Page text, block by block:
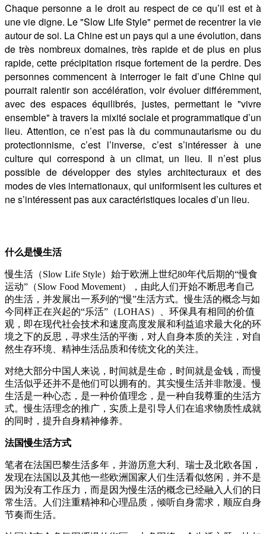
Chaque personne a le droit au respect de ce qu’il est et à
une vie digne. Le "Slow Life Style" permet de recentrer la vie
autour de soi. La Chine est un pays qui a une évolution, dans
de très nombreux domaines, très rapide et de plus en plus
rapide, cette précipitation risque fortement de la perdre. Des
personnes commencent à interroger le fait d’une Chine qui
pourrait ralentir son accélération, voir évoluer différemment,
avec des espaces équilibrés, justes, permettant le "vivre
ensemble" à travers la mixité sociale et programmatique d’un
lieu. Attention, ce n’est pas là du communautarisme ou du
protectionnisme, c’est l’inverse, c’est s’intéresser à une
culture qui correspond à un climat, un lieu. Il n’est plus
possible de développer des styles architecturaux et des
modes de vies internationaux, qui uniformisent les cultures et
ne s’intéressent pas aux caractéristiques locales d’un lieu.
什么是慢生活
慢生活（Slow Life Style）始于欧洲上世纪80年代后期的“慢食
运动”（Slow Food Movement），由此人 们开始不断思考自己
的生活，并发展出一系列的“慢”生活方式。慢生活的概念与如
今同样正在兴起的“乐活”（LOHAS）、 环保具有相同的价值
观 ，即在现代社会技术和速度高度发展和利益追求最大化的环
境之下的反思， 寻求生活的平衡 ， 对人自身本质的关注， 对自
然生存环境、精神生活品质和传统文化的关注。
对绝大部分中国人来说 ， 时间就是生命， 时间就是金钱 ， 而慢
生活似乎还并不是他们可以拥有的。其实慢生活并非散漫。慢
生活是一种心态 ，是一种价值理念，是一种自我尊重的生活方
式。慢生活理念的推广， 实质 上是引 导 人 们在追求物质性成就
的同 时 ， 提升自身精神修养。
法国慢生活方式
笔者在法国巴黎生活多年，并游历意大利、瑞士及北欧各国，
发现在法国以及其他一些欧洲国家人 们生活看似悠闲 ，并不是
因 为没有工作压力，而是因 为慢生活的概念已经融入人 们的日
常生活。人 们注重精神和心理品质 ， 倾听自身需求， 顺应自身
节奏而生活。